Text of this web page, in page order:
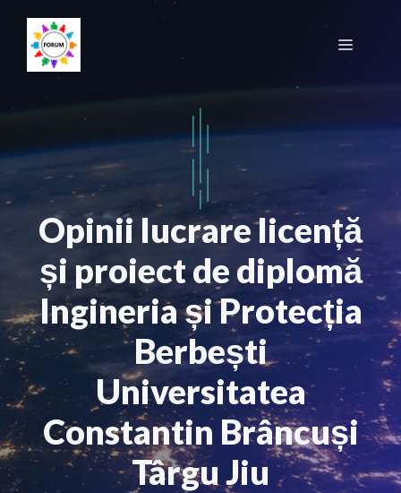
conținut
Meniu
Opinii lucrare licență
și proiect de diplomă
Ingineria și Protecția
Berbești
Universitatea
Constantin Brâncuși
Târgu Jiu